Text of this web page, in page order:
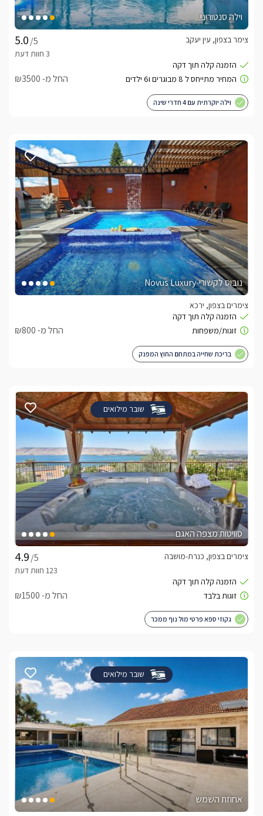
וילה סנטוריני
/5
צימר בצפון, עין יעקב
החל מ- ₪3500
וילה יוקרתית עם 4 חדרי שינה
נובוס לקשורי-Novus Luxury
צימרים בצפון, ירכא
החל מ- ₪800
בריכת שחייה במתחם החוץ המפנק
שובר מילואים
סוויטות מצפה האגם
/5
צימרים בצפון, כנרת-מושבה
החל מ- ₪1500
גקוזי ספא פרטי מול נוף ממכר
שובר מילואים
אחוזת השמש